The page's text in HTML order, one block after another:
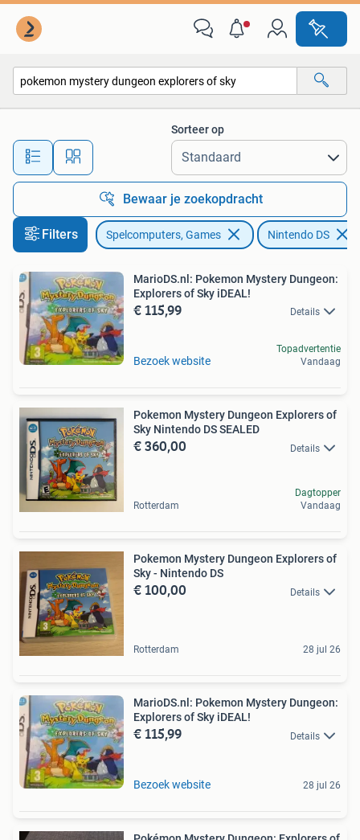
Alle afstanden…
Sorteer op
Bewaar je zoekopdracht
Filters Spelcomputers, Games Nintendo DS
MarioDS.nl: Pokemon Mystery Dungeon:
Explorers of Sky iDEAL!
€ 115,99 Details
Bezoek website
Topadvertentie
Vandaag
Pokemon Mystery Dungeon Explorers of
Sky Nintendo DS SEALED
€ 360,00 Details
Rotterdam
Dagtopper
Vandaag
Pokemon Mystery Dungeon Explorers of
Sky - Nintendo DS
€ 100,00 Details
Rotterdam 28 jul 26
MarioDS.nl: Pokemon Mystery Dungeon:
Explorers of Sky iDEAL!
€ 115,99 Details
Bezoek website 28 jul 26